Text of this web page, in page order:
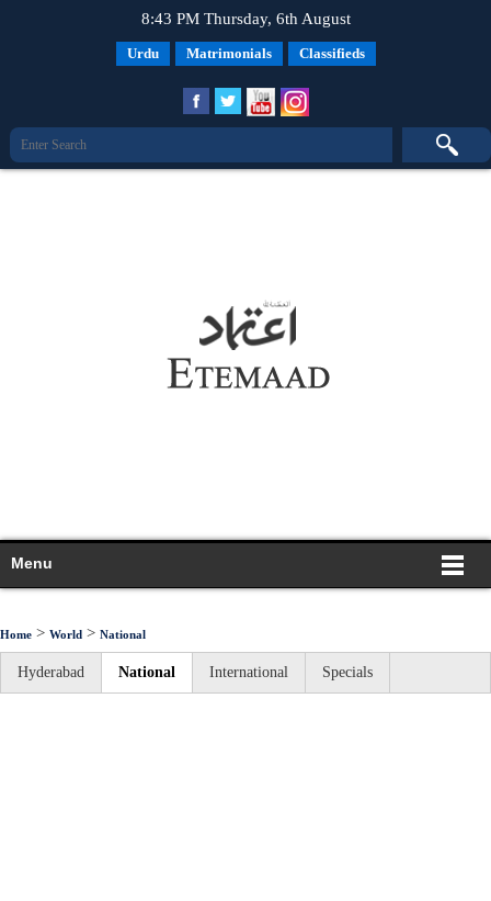
8:43 PM Thursday, 6th August
Urdu Matrimonials Classifieds
Menu
Home > World > National
Hyderabad National International Specials